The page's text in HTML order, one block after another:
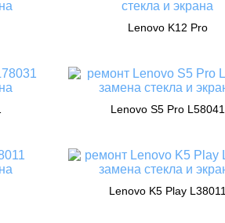
Lenovo K12 Pro
Lenovo S5 Pro L58041
Lenovo K5 Play L38011